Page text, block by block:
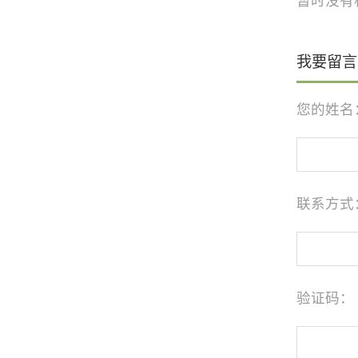
我要留言
您的姓名
联系方式
验证码：